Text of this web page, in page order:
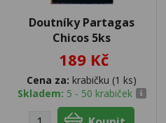
Doutníky Partagas
Chicos 5ks
189 Kč
Cena za: krabičku (1 ks)
Skladem: 5 - 50 krabiček